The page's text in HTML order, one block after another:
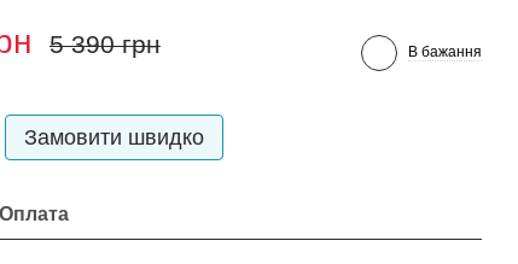
5 390 грн В бажання
Замовити швидко
Оплата